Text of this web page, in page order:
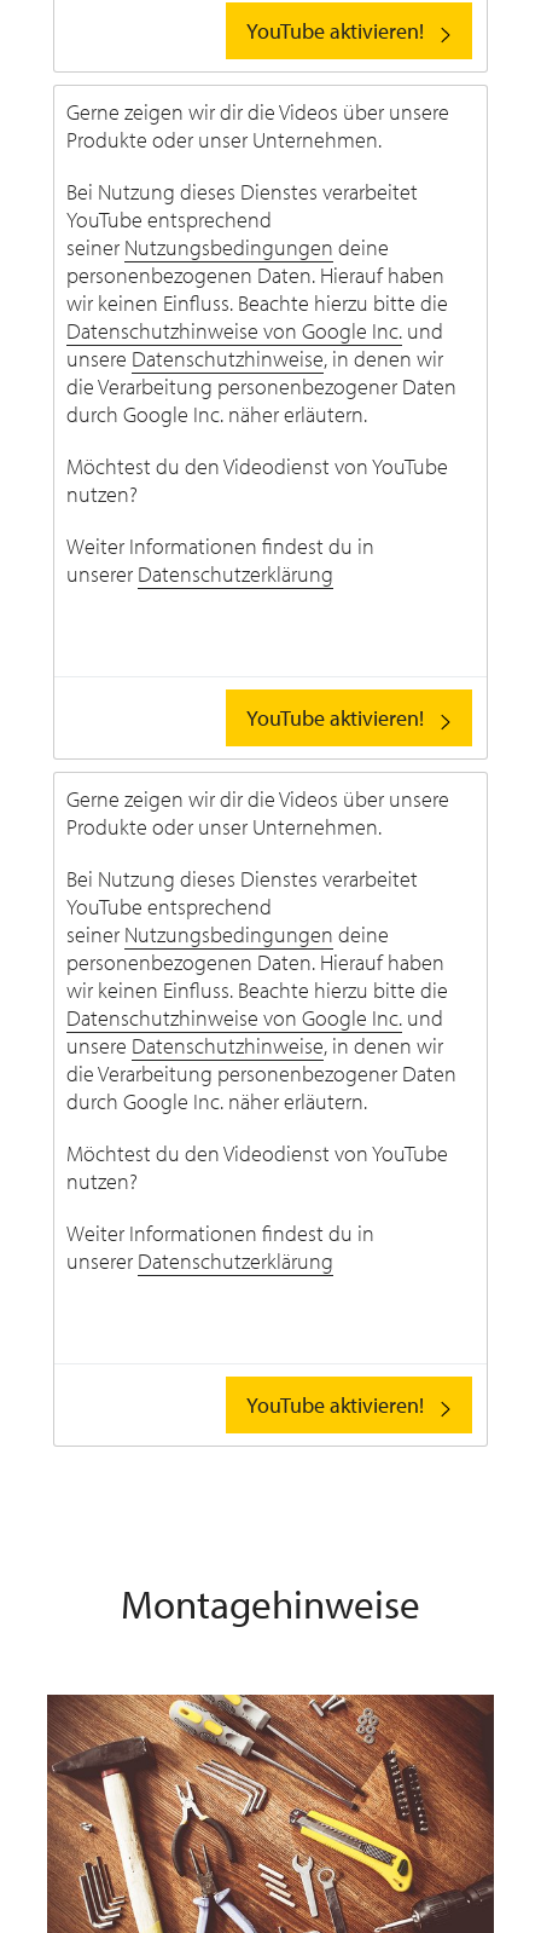
YouTube aktivieren!
Gerne zeigen wir dir die Videos über unsere
Produkte oder unser Unternehmen.
Bei Nutzung dieses Dienstes verarbeitet
YouTube entsprechend
seiner Nutzungsbedingungen deine
personenbezogenen Daten. Hierauf haben
wir keinen Einfluss. Beachte hierzu bitte die
Datenschutzhinweise von Google Inc. und
unsere Datenschutzhinweise, in denen wir
die Verarbeitung personenbezogener Daten
durch Google Inc. näher erläutern.
Möchtest du den Videodienst von YouTube
nutzen?
Weiter Informationen findest du in
unserer Datenschutzerklärung
YouTube aktivieren!
Gerne zeigen wir dir die Videos über unsere
Produkte oder unser Unternehmen.
Bei Nutzung dieses Dienstes verarbeitet
YouTube entsprechend
seiner Nutzungsbedingungen deine
personenbezogenen Daten. Hierauf haben
wir keinen Einfluss. Beachte hierzu bitte die
Datenschutzhinweise von Google Inc. und
unsere Datenschutzhinweise, in denen wir
die Verarbeitung personenbezogener Daten
durch Google Inc. näher erläutern.
Möchtest du den Videodienst von YouTube
nutzen?
Weiter Informationen findest du in
unserer Datenschutzerklärung
YouTube aktivieren!
Montagehinweise